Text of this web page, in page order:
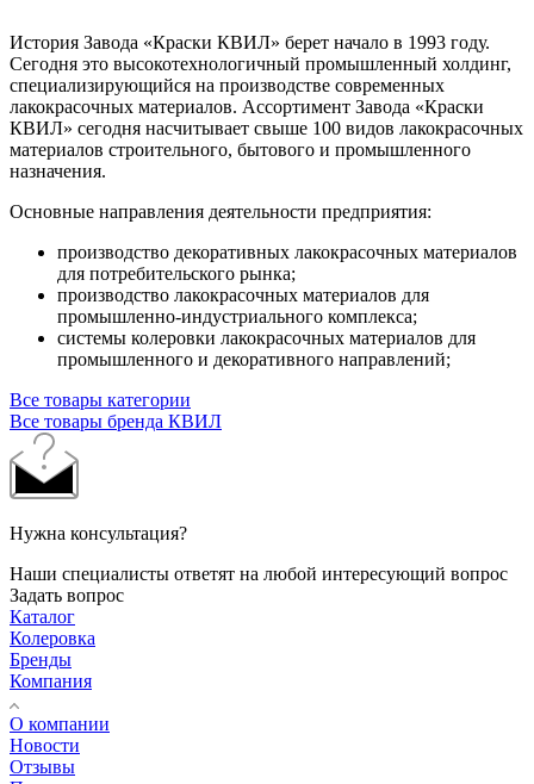
История Завода «Краски КВИЛ» берет начало в 1993 году.
Сегодня это высокотехнологичный промышленный холдинг,
специализирующийся на производстве современных
лакокрасочных материалов. Ассортимент Завода «Краски
КВИЛ» сегодня насчитывает свыше 100 видов лакокрасочных
материалов строительного, бытового и промышленного
назначения.
Основные направления деятельности предприятия:
производство декоративных лакокрасочных материалов
для потребительского рынка;
производство лакокрасочных материалов для
промышленно-индустриального комплекса;
системы колеровки лакокрасочных материалов для
промышленного и декоративного направлений;
Все товары категории
Все товары бренда КВИЛ
Нужна консультация?
Наши специалисты ответят на любой интересующий вопрос
Задать вопрос
Каталог
Колеровка
Бренды
Компания
О компании
Новости
Отзывы